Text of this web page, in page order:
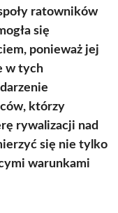
ratowników
się
ponieważ jej
w tych
którzy
rywalizacji nad
się nie tylko
warunkami